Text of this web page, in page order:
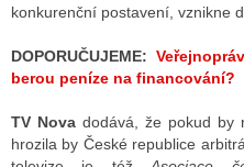
konkurenční postavení, vznikne
DOPORUČUJEME:
berou peníze na financování?
TV Nova dodává, že pokud by
hrozila by České republice